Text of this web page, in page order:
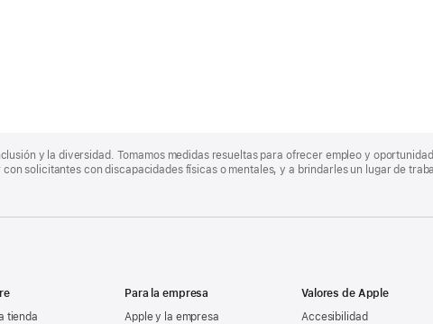
y la diversidad. Tomamos medidas resueltas para ofrecer empleo y
solicitantes con discapacidades físicas o mentales, y a brindarles un lugar de
tienda
Para la empresa
Apple y la empresa
Valores de Apple
Accesibilidad